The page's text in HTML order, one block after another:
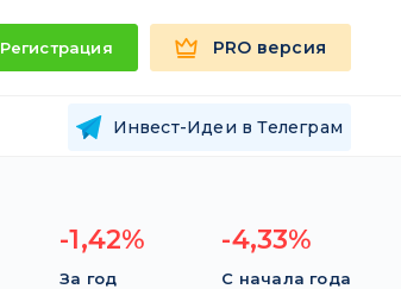
Регистрация PRO версия
Инвест-Идеи в Телеграм
-1,42%
За год
-4,33%
С начала года